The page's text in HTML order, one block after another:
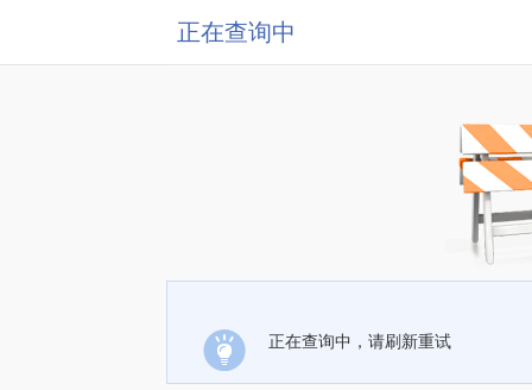
正在查询中
正在查询中，请刷新重试